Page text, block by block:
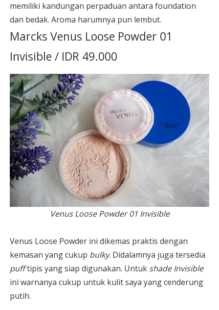
memiliki kandungan perpaduan antara foundation
dan bedak. Aroma harumnya pun lembut.
Marcks Venus Loose Powder 01
Invisible / IDR 49.000
Venus Loose Powder 01 Invisible
Venus Loose Powder ini dikemas praktis dengan
kemasan yang cukup bulky. Didalamnya juga tersedia
pufftipis yang siap digunakan. Untuk shade Invisible
ini warnanya cukup untuk kulit saya yang cenderung
putih.